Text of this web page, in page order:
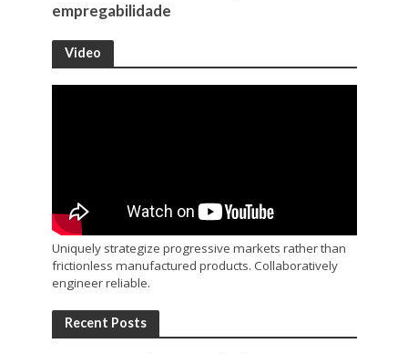
empregabilidade
Video
Uniquely strategize progressive markets rather than
frictionless manufactured products. Collaboratively
engineer reliable.
Recent Posts